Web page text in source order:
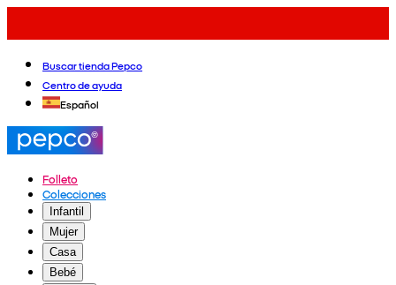
Buscar tienda Pepco
Centro de ayuda
Español
Folleto
Colecciones
Infantil
Mujer
Casa
Bebé